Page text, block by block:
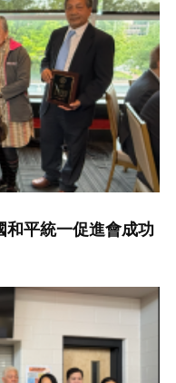
平統一促進會成功